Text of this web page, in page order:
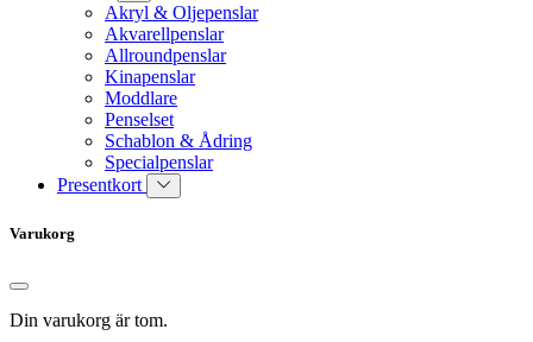
Akryl & Oljepenslar
Akvarellpenslar
Allroundpenslar
Kinapenslar
Moddlare
Penselset
Schablon & Ådring
Specialpenslar
Presentkort
Varukorg
Din varukorg är tom.